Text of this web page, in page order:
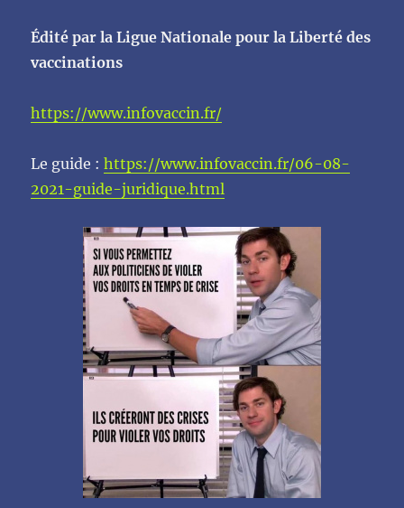
Édité par la Ligue Nationale pour la Liberté des
vaccinations
https://www.infovaccin.fr/
Le guide :https://www.infovaccin.fr/06-08-
2021-guide-juridique.html